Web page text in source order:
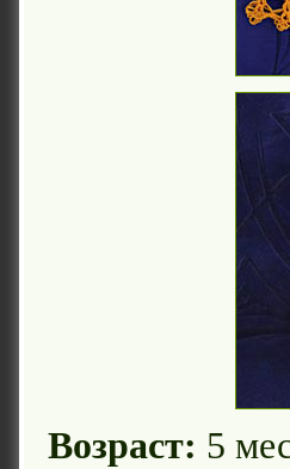
Возраст: 5